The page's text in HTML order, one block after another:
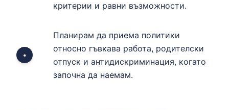
критерии и равни възможности.
•
Планирам да приема политики
относно гъвкава работа, родителски
отпуск и антидискриминация, когато
започна да наемам.